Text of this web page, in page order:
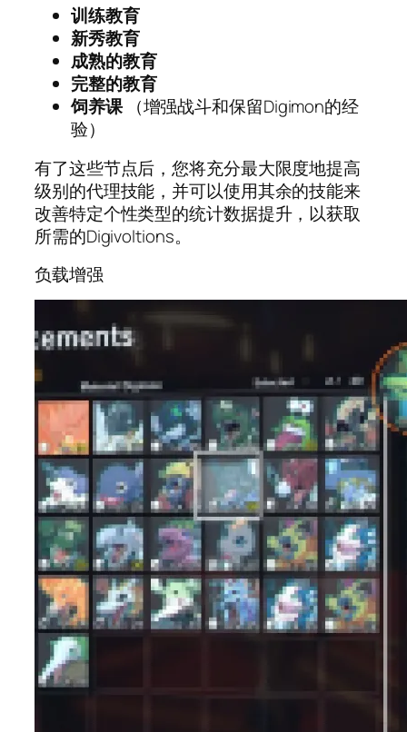
训练教育
新秀教育
成熟的教育
完整的教育
饲养课
（增强战斗和保留Digimon的经
验）
有了这些节点后，您将充分最大限度地提高
级别的代理技能，并可以使用其余的技能来
改善特定个性类型的统计数据提升，以获取
所需的Digivoltions。
负载增强